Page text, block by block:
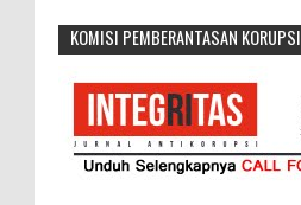
KOMISI PEMBERANTASAN KORUPSI